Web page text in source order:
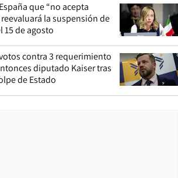
que “no acepta
la suspensión de
15 de agosto
contra 3 requerimiento
diputado Kaiser tras
de Estado